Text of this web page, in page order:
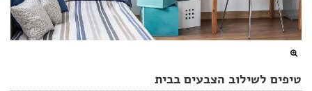
טיפים לשילוב הצבעים בבית